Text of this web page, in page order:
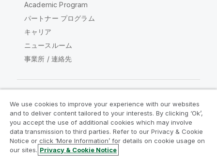
Academic Program
パートナー プログラム
キャリア
ニュースルーム
事業所 / 連絡先
Qlik コミュニティ
法的契約 製品規約
Legal Policies
リーガルポリシー
利用規約
We use cookies to improve your experience with our websites
and to deliver content tailored to your interests. By clicking ‘Ok’,
you accept the use of additional cookies which may involve
data transmission to third parties. Refer to our Privacy & Cookie
Notice or click ‘More Information’ for details on cookie usage on
our sites. Privacy & Cookie Notice